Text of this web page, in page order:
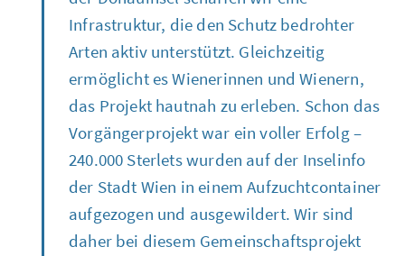
Infrastruktur, die den Schutz bedrohter
Arten aktiv unterstützt. Gleichzeitig
ermöglicht es Wienerinnen und Wienern,
das Projekt hautnah zu erleben. Schon das
Vorgängerprojekt war ein voller Erfolg –
240.000 Sterlets wurden auf der Inselinfo
der Stadt Wien in einem Aufzuchtcontainer
aufgezogen und ausgewildert. Wir sind
daher bei diesem Gemeinschaftsprojekt